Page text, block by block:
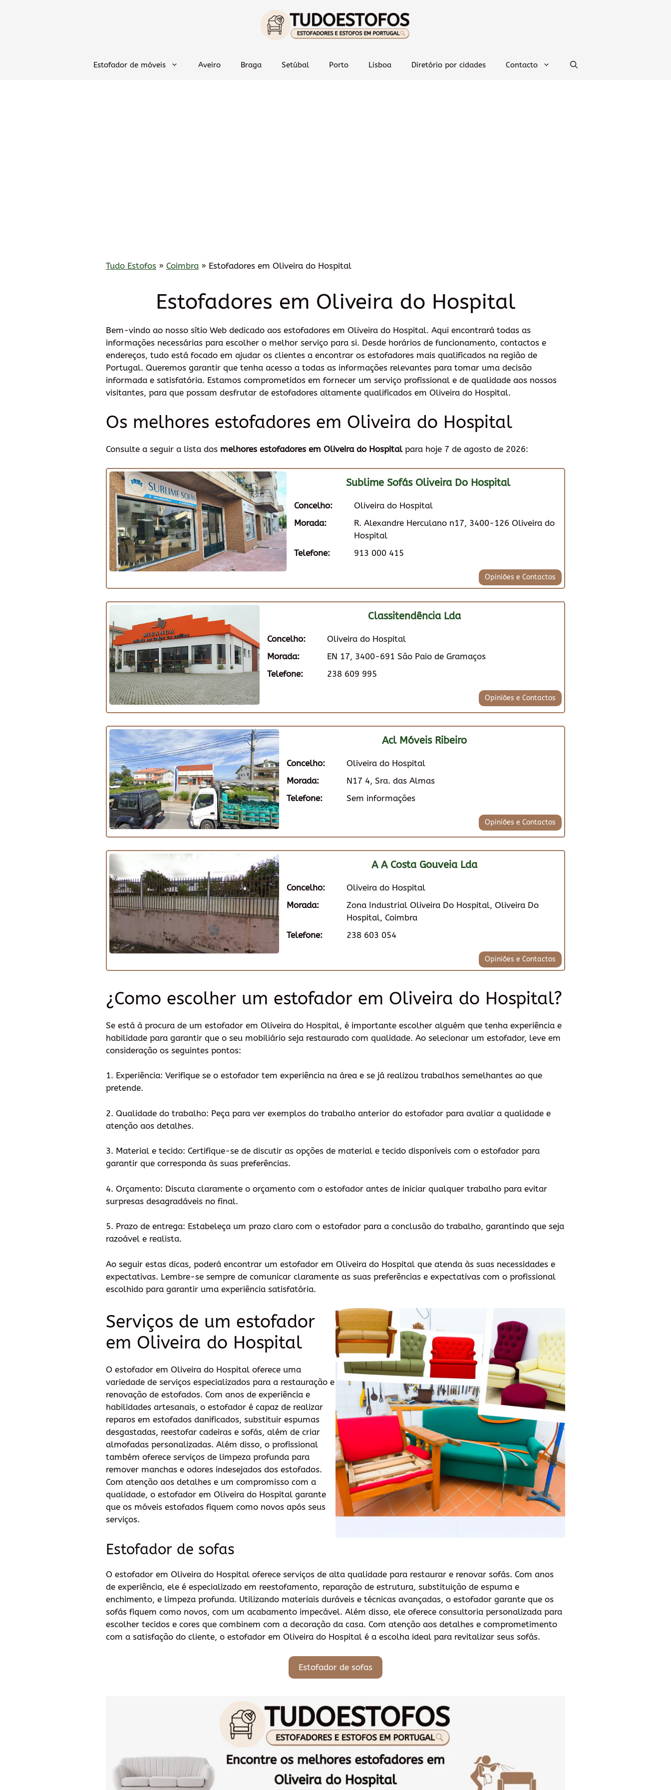
Estofador de móveis Aveiro Braga Setúbal Porto Lisboa Diretório por cidades Contacto
Tudo Estofos » Coimbra » Estofadores em Oliveira do Hospital
Estofadores em Oliveira do Hospital
Bem-vindo ao nosso sítio Web dedicado aos estofadores em Oliveira do Hospital. Aqui encontrará todas as
informações necessárias para escolher o melhor serviço para si. Desde horários de funcionamento, contactos e
endereços, tudo está focado em ajudar os clientes a encontrar os estofadores mais qualificados na região de
Portugal. Queremos garantir que tenha acesso a todas as informações relevantes para tomar uma decisão
informada e satisfatória. Estamos comprometidos em fornecer um serviço profissional e de qualidade aos nossos
visitantes, para que possam desfrutar de estofadores altamente qualificados em Oliveira do Hospital.
Os melhores estofadores em Oliveira do Hospital
Consulte a seguir a lista dos melhores estofadores em Oliveira do Hospitalpara hoje 7 de agosto de 2026:
Sublime Sofás Oliveira Do Hospital
Concelho:
Oliveira do Hospital
Morada:
R. Alexandre Herculano n17, 3400-126 Oliveira do
Hospital
Telefone:
913 000 415
Opiniões e Contactos
Classitendência Lda
Concelho:
Oliveira do Hospital
Morada:
EN 17, 3400-691 São Paio de Gramaços
Telefone:
238 609 995
Opiniões e Contactos
Acl Móveis Ribeiro
Concelho:
Oliveira do Hospital
Morada:
N17 4, Sra. das Almas
Telefone:
Sem informações
Opiniões e Contactos
A A Costa Gouveia Lda
Concelho:
Oliveira do Hospital
Morada:
Zona Industrial Oliveira Do Hospital, Oliveira Do
Hospital, Coimbra
Telefone:
238 603 054
Opiniões e Contactos
¿Como escolher um estofador em Oliveira do Hospital?
Se está à procura de um estofador em Oliveira do Hospital, é importante escolher alguém que tenha experiência e
habilidade para garantir que o seu mobiliário seja restaurado com qualidade. Ao selecionar um estofador, leve em
consideração os seguintes pontos:
1. Experiência: Verifique se o estofador tem experiência na área e se já realizou trabalhos semelhantes ao que
pretende.
2. Qualidade do trabalho: Peça para ver exemplos do trabalho anterior do estofador para avaliar a qualidade e
atenção aos detalhes.
3. Material e tecido: Certifique-se de discutir as opções de material e tecido disponíveis com o estofador para
garantir que corresponda às suas preferências.
4. Orçamento: Discuta claramente o orçamento com o estofador antes de iniciar qualquer trabalho para evitar
surpresas desagradáveis no final.
5. Prazo de entrega: Estabeleça um prazo claro com o estofador para a conclusão do trabalho, garantindo que seja
razoável e realista.
Ao seguir estas dicas, poderá encontrar um estofador em Oliveira do Hospital que atenda às suas necessidades e
expectativas. Lembre-se sempre de comunicar claramente as suas preferências e expectativas com o profissional
escolhido para garantir uma experiência satisfatória.
Serviços de um estofador
em Oliveira do Hospital
O estofador em Oliveira do Hospital oferece uma
variedade de serviços especializados para a restauração e
renovação de estofados. Com anos de experiência e
habilidades artesanais, o estofador é capaz de realizar
reparos em estofados danificados, substituir espumas
desgastadas, reestofar cadeiras e sofás, além de criar
almofadas personalizadas. Além disso, o profissional
também oferece serviços de limpeza profunda para
remover manchas e odores indesejados dos estofados.
Com atenção aos detalhes e um compromisso com a
qualidade, o estofador em Oliveira do Hospital garante
que os móveis estofados fiquem como novos após seus
serviços.
Estofador de sofas
O estofador em Oliveira do Hospital oferece serviços de alta qualidade para restaurar e renovar sofás. Com anos
de experiência, ele é especializado em reestofamento, reparação de estrutura, substituição de espuma e
enchimento, e limpeza profunda. Utilizando materiais duráveis e técnicas avançadas, o estofador garante que os
sofás fiquem como novos, com um acabamento impecável. Além disso, ele oferece consultoria personalizada para
escolher tecidos e cores que combinem com a decoração da casa. Com atenção aos detalhes e comprometimento
com a satisfação do cliente, o estofador em Oliveira do Hospital é a escolha ideal para revitalizar seus sofás.
Estofador de sofas